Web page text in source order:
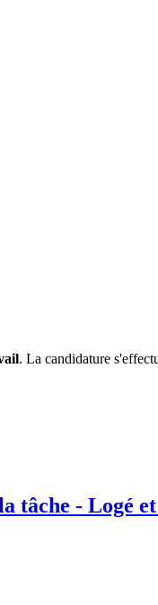
. La candidature
tâche - Logé